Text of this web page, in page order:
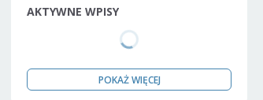
AKTYWNE WPISY
POKAŻ WIĘCEJ